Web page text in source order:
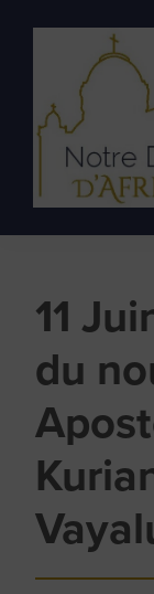
navigation
content
Notre-
vivante
11
du